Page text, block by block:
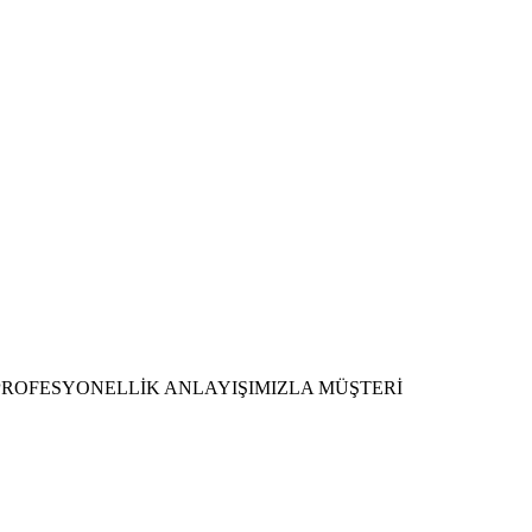
ANLAYIŞIMIZLA MÜŞTERİ